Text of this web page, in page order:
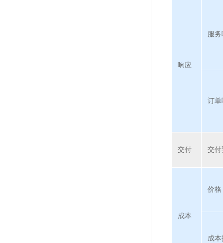
响应
服
订单
交付 交付
成本
价格
成